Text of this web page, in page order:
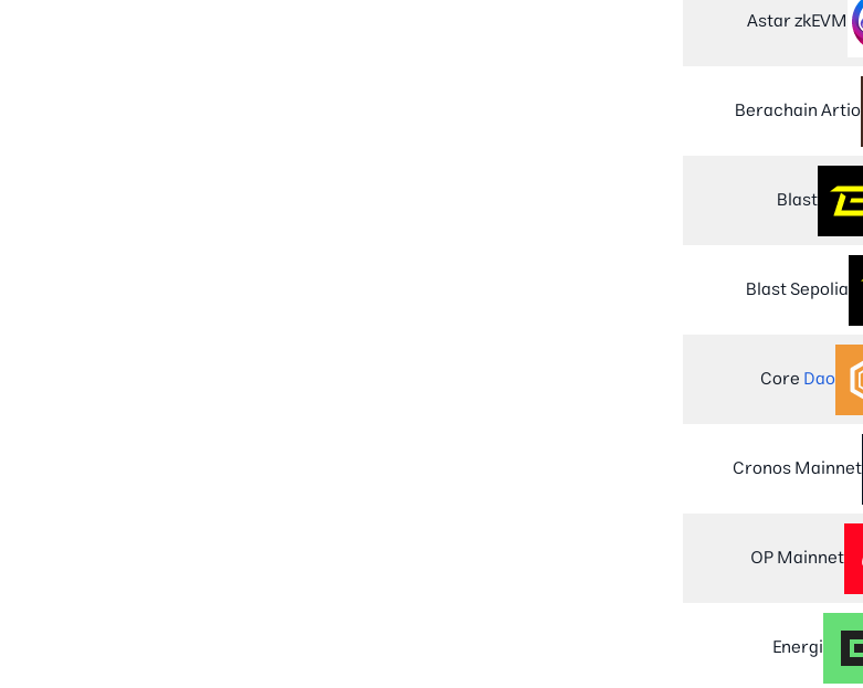
Astar zkEVM
Berachain Artio
Blast
Blast Sepolia
CoreDao
Cronos Mainnet
OP Mainnet
Energi